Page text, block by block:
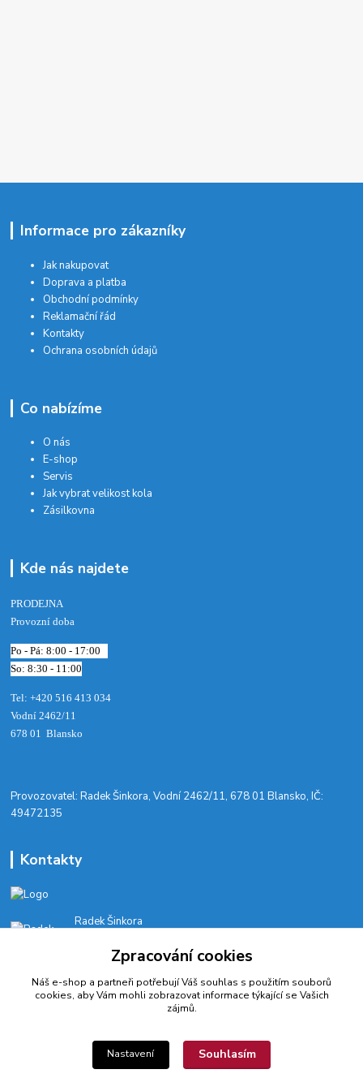
Informace pro zákazníky
Jak nakupovat
Doprava a platba
Obchodní podmínky
Reklamační řád
Kontakty
Ochrana osobních údajů
Co nabízíme
O nás
E-shop
Servis
Jak vybrat velikost kola
Zásilkovna
Kde nás najdete
PRODEJNA
Provozní doba
Po - Pá: 8:00 - 17:00
So: 8:30 - 11:00
Tel: +420 516 413 034‬
Vodní 2462/11
678 01 Blansko
​Provozovatel: Radek Šinkora, Vodní 2462/11, 678 01 Blansko, IČ:
49472135
Kontakty
Radek Šinkora
E-SHOP: Po-Pá, 8-17 hod.
cyklobikesport@seznam.cz
Zpracování cookies
Náš e-shop a partneři potřebují Váš souhlas s použitím souborů
cookies, aby Vám mohli zobrazovat informace týkající se Vašich
zájmů.
Nastavení Souhlasím